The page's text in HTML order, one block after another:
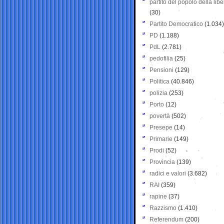
partito del popolo della
(30)
Partito Democratico (1.034)
PD (1.188)
PdL (2.781)
pedofilia (25)
Pensioni (129)
Politica (40.846)
polizia (253)
Porto (12)
povertà (502)
Presepe (14)
Primarie (149)
Prodi (52)
Provincia (139)
radici e valori (3.682)
RAI (359)
rapine (37)
Razzismo (1.410)
Referendum (200)